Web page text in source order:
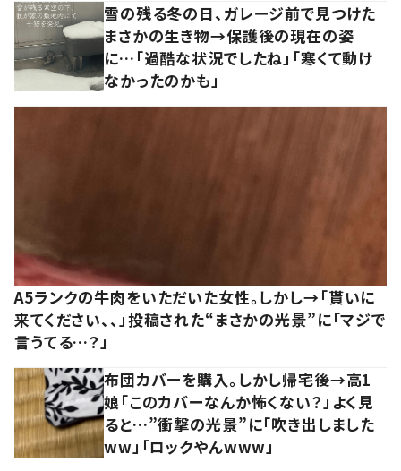
雪の残る冬の日、ガレージ前で見つけた
まさかの生き物→保護後の現在の姿
に…「過酷な状況でしたね」「寒くて動け
なかったのかも」
A5ランクの牛肉をいただいた女性。しかし→「貰いに
来てください、、」投稿された“まさかの光景”に「マジで
言うてる…？」
布団カバーを購入。しかし帰宅後→高1
娘「このカバーなんか怖くない？」よく見
ると…”衝撃の光景”に「吹き出しました
ww」「ロックやんwww」